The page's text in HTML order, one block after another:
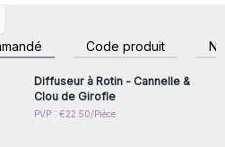
Code produit
inscrivez-vous pour
accéder aux prix de gros
Diffuseur à Rotin - Cannelle &
Clou de Girofle
PVP : €22.50/Pièce
Connectez-vous ou